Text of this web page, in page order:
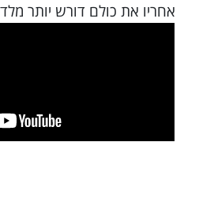
אחריו את כולם דורש יותר